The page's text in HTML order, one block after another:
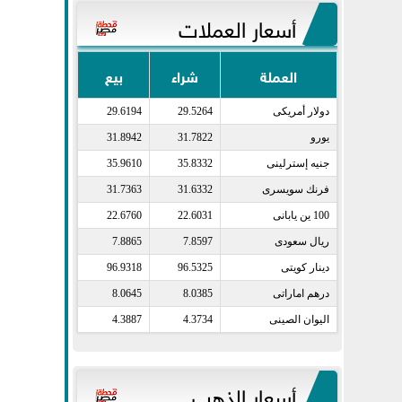
أسعار العملات
العملة شراء بيع
دولار أمريكى​ 29.5264
29.6194
يورو​ 31.7822
31.8942
جنيه إسترلينى​ 35.8332
35.9610
فرنك سويسرى​ 31.6332
31.7363
100 ين يابانى​ 22.6031
22.6760
ريال سعودى​ 7.8597
7.8865
دينار كويتى​ 96.5325
96.9318
درهم اماراتى​ 8.0385
8.0645
اليوان الصينى​ 4.3734
4.3887
أسعار الذهب